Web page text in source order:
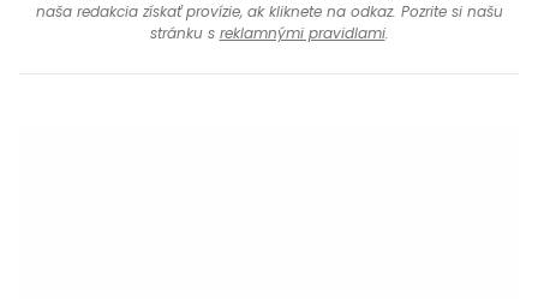
naša redakcia získať provízie, ak kliknete na odkaz. Pozrite si našu
stránku s reklamnými pravidlami.